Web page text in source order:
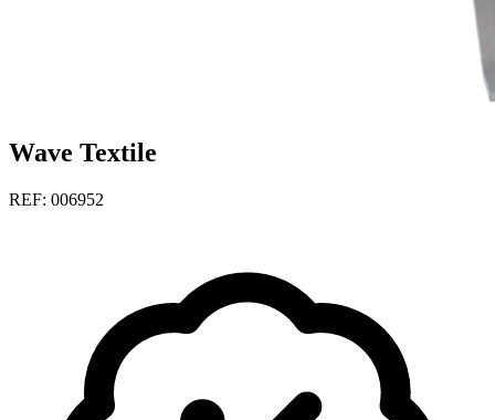
Wave Textile
REF: 006952